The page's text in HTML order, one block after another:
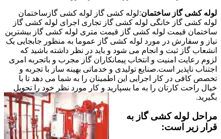
لوله کشی گاز ساختمان:لوله کشی گاز لوله کشی گازساختمان
لوله کشی گاز خانگی لوله کشی گاز تجاری اجرای لوله کشی گاز
ساختمان قیمت لوله کشی گاز قیمت متری لوله کشی گاز بیشترین
نیاز و سفارش در مورد لوله کشی گاز عموما به منظور جابجایی یک
انشعاب گاز ثبت و انجام می شود و باید در نظر داشته باشید که
لزوم رعایت امنیت و انتخاب پیمانکاران گاز مجرب و باتجربه امری
اجتناب ناپذیر است.صنایع تولیدی و خدماتی بهینه ساز با تجربه و
تخصص کافی در کار اجرایی این اطمینان را به شما می دهد تا با
خیال راحت کارتان را به ما بسپارید و کار مورد نظر خود را تحویل
بگیرید.
مراحل لوله کشی گاز به
قرار زیر است: